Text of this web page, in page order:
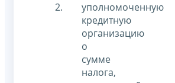
уполномоченную
кредитную
организацию
о
сумме
налога,